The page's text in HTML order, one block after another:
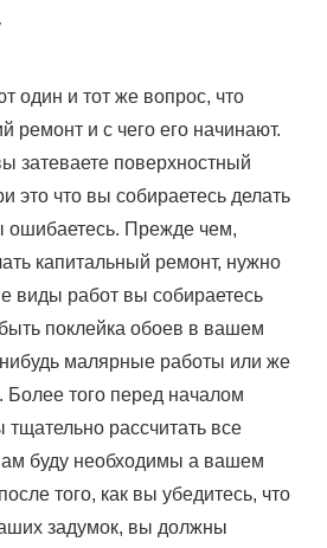
один и тот же вопрос, что
ремонт и с чего его начинают.
затеваете поверхностный
это что вы собираетесь делать
ошибаетесь. Прежде чем,
капитальный ремонт, нужно
виды работ вы собираетесь
поклейка обоев в вашем
малярные работы или же
Более того перед началом
рассчитать все
буду необходимы а вашем
того, как вы убедитесь, что
задумок, вы должны